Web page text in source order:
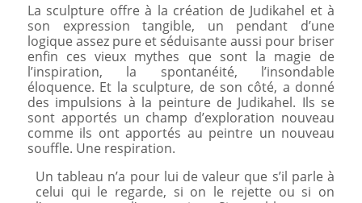
La sculpture offre à la création de Judikahel et à
son expression tangible, un pendant d’une
logique assez pure et séduisante aussi pour briser
enfin ces vieux mythes que sont la magie de
l’inspiration, la spontanéité, l’insondable
éloquence. Et la sculpture, de son côté, a donné
des impulsions à la peinture de Judikahel. Ils se
sont apportés un champ d’exploration nouveau
comme ils ont apportés au peintre un nouveau
souffle. Une respiration.
Un tableau n’a pour lui de valeur que s’il parle à
celui qui le regarde, si on le rejette ou si on